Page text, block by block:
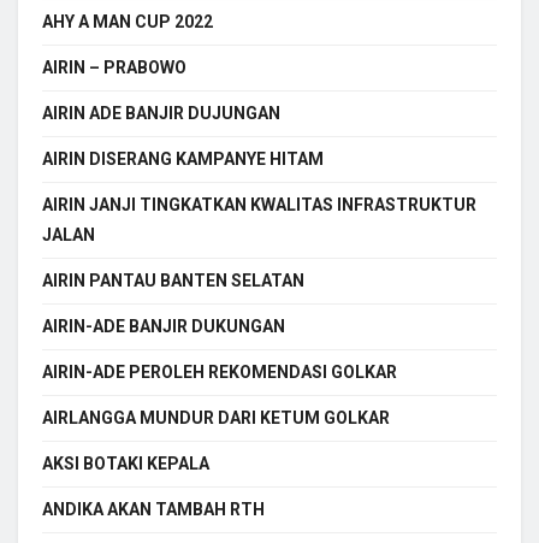
AHY A MAN CUP 2022
AIRIN – PRABOWO
AIRIN ADE BANJIR DUJUNGAN
AIRIN DISERANG KAMPANYE HITAM
AIRIN JANJI TINGKATKAN KWALITAS INFRASTRUKTUR
JALAN
AIRIN PANTAU BANTEN SELATAN
AIRIN-ADE BANJIR DUKUNGAN
AIRIN-ADE PEROLEH REKOMENDASI GOLKAR
AIRLANGGA MUNDUR DARI KETUM GOLKAR
AKSI BOTAKI KEPALA
ANDIKA AKAN TAMBAH RTH